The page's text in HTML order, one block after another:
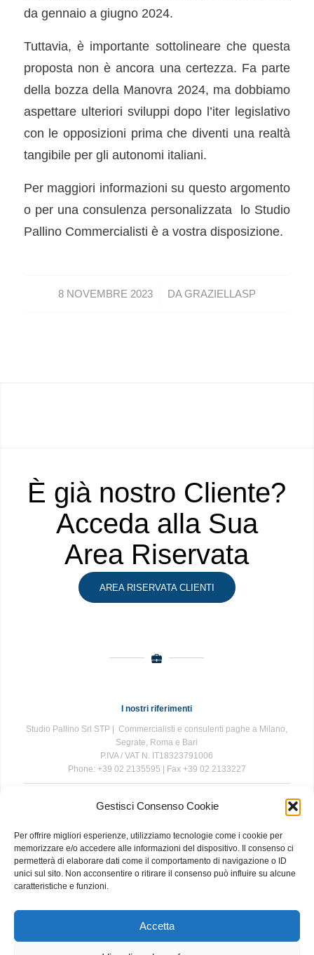
Gestisci Consenso Cookie
Per offrire migliori esperienze, utilizziamo tecnologie come i cookie per
memorizzare e/o accedere alle informazioni del dispositivo. Il consenso ci
permetterà di elaborare dati come il comportamento di navigazione o ID
unici sul sito. Non acconsentire o ritirare il consenso può influire su alcune
caratteristiche e funzioni.
Accetta
da gennaio a giugno 2024.
Tuttavia, è importante sottolineare che questa
proposta non è ancora una certezza. Fa parte
della bozza della Manovra 2024, ma dobbiamo
aspettare ulteriori sviluppi dopo l’iter legislativo
con le opposizioni prima che diventi una realtà
tangibile per gli autonomi italiani.
Per maggiori informazioni su questo argomento
o per una consulenza personalizzata lo Studio
Pallino Commercialisti è a vostra disposizione.
8 NOVEMBRE 2023
/ DAGRAZIELLASP
È già nostro Cliente?
Acceda alla Sua
Area Riservata
AREA RISERVATA CLIENTI
I nostri riferimenti
Studio Pallino Srl STP | Commercialisti e consulenti paghe a Milano,
Segrate, Roma e Bari
P.IVA / VAT N. IT18323791006
Phone: +39 02 2135595 | Fax +39 02 2133227
The information contained in this website is for general information
while we endeavour to keep the information up to date and correct, we
make no representations or warranties of any kind, express or implied,
about the completeness, accuracy, reliability, suitability or availability
with respect to the website or the information, products, services, or
related graphics contained on the website for any purpose. Any